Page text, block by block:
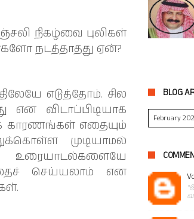
நிகழ்வை புலிகள்
நடத்தாதது ஏன்?
எடுத்தோம். சில
விடாப்பிடியாக
காரணங்கள் எதையும்
முடியாமல்
செய்யலாம் என
BLOG